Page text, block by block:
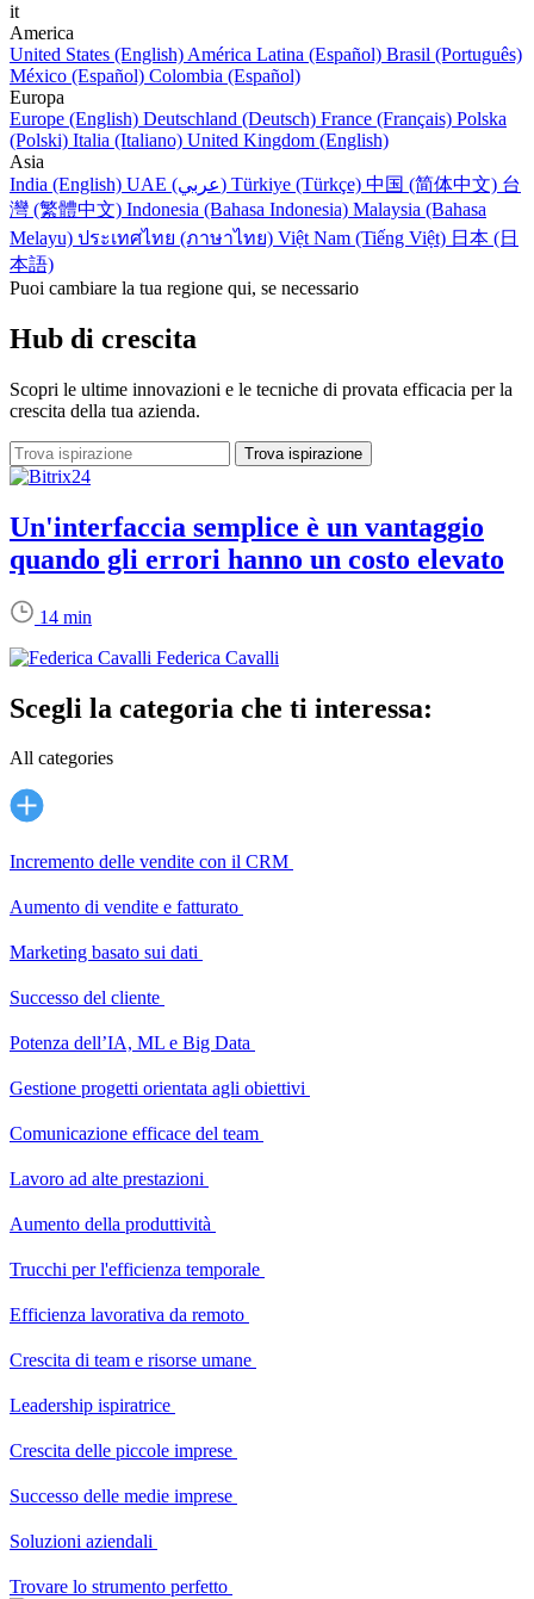
it
America
United States (English) América Latina (Español) Brasil (Português)
México (Español) Colombia (Español)
Europa
Europe (English) Deutschland (Deutsch) France (Français) Polska
(Polski) Italia (Italiano) United Kingdom (English)
Asia
India (English)
UAE (عربي) Türkiye (Türkçe) 中国 (简体中文) 台
灣 (繁體中文) Indonesia (Bahasa Indonesia) Malaysia (Bahasa
Melayu) ประเทศไทย (ภาษาไทย) Việt Nam (Tiếng Việt) 日本 (日
本語)
Puoi cambiare la tua regione qui, se necessario
Hub di crescita
Scopri le ultime innovazioni e le tecniche di provata efficacia per la
crescita della tua azienda.
Un'interfaccia semplice è un vantaggio
quando gli errori hanno un costo elevato
14 min
Federica Cavalli
Scegli la categoria che ti interessa:
All categories
Incremento delle vendite con il CRM
Aumento di vendite e fatturato
Marketing basato sui dati
Successo del cliente
Potenza dell’IA, ML e Big Data
Gestione progetti orientata agli obiettivi
Comunicazione efficace del team
Lavoro ad alte prestazioni
Aumento della produttività
Trucchi per l'efficienza temporale
Efficienza lavorativa da remoto
Crescita di team e risorse umane
Leadership ispiratrice
Crescita delle piccole imprese
Successo delle medie imprese
Soluzioni aziendali
Trovare lo strumento perfetto